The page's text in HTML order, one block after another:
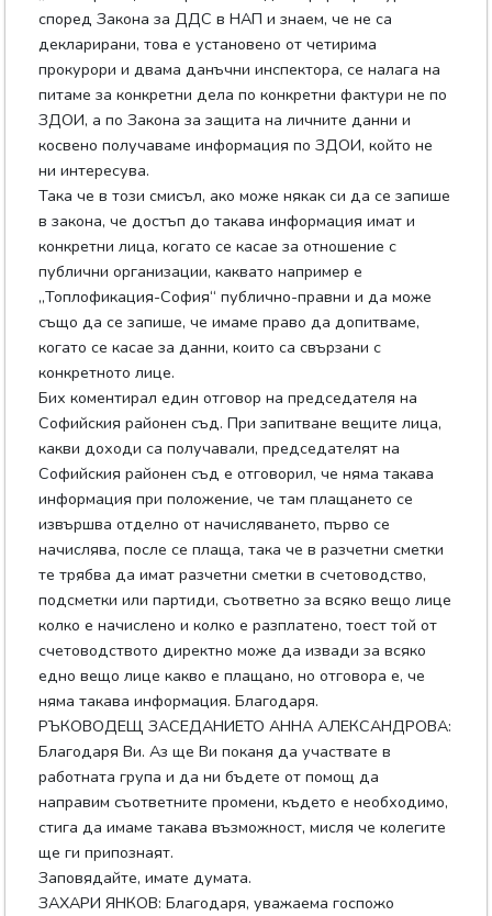
според Закона за ДДС в НАП и знаем, че не са
декларирани, това е установено от четирима
прокурори и двама данъчни инспектора, се налага на
питаме за конкретни дела по конкретни фактури не по
ЗДОИ, а по Закона за защита на личните данни и
косвено получаваме информация по ЗДОИ, който не
ни интересува.
Така че в този смисъл, ако може някак си да се запише
в закона, че достъп до такава информация имат и
конкретни лица, когато се касае за отношение с
публични организации, каквато например е
„Топлофикация-София“ публично-правни и да може
също да се запише, че имаме право да допитваме,
когато се касае за данни, които са свързани с
конкретното лице.
Бих коментирал един отговор на председателя на
Софийския районен съд. При запитване вещите лица,
какви доходи са получавали, председателят на
Софийския районен съд е отговорил, че няма такава
информация при положение, че там плащането се
извършва отделно от начисляването, първо се
начислява, после се плаща, така че в разчетни сметки
те трябва да имат разчетни сметки в счетоводство,
подсметки или партиди, съответно за всяко вещо лице
колко е начислено и колко е разплатено, тоест той от
счетоводството директно може да извади за всяко
едно вещо лице какво е плащано, но отговора е, че
няма такава информация. Благодаря.
РЪКОВОДЕЩ ЗАСЕДАНИЕТО АННА АЛЕКСАНДРОВА:
Благодаря Ви. Аз ще Ви поканя да участвате в
работната група и да ни бъдете от помощ да
направим съответните промени, където е необходимо,
стига да имаме такава възможност, мисля че колегите
ще ги припознаят.
Заповядайте, имате думата.
ЗАХАРИ ЯНКОВ: Благодаря, уважаема госпожо